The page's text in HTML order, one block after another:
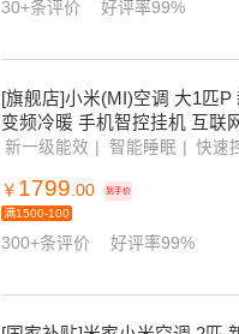
￥2124.15
满1500-100
30+条评价 好评率99%
[旗舰店]小米(MI)空调 大1匹P
变频冷暖 手机智控挂机 互联
￥1799.00
满1500-100